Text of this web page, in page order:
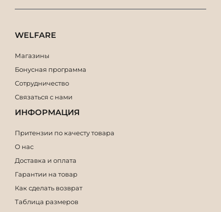
WELFARE
Магазины
Бонусная программа
Сотрудничество
Связаться с нами
ИНФОРМАЦИЯ
Притензии по качесту товара
О нас
Доставка и оплата
Гарантии на товар
Как сделать возврат
Таблица размеров